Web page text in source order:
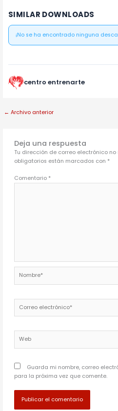
SIMILAR DOWNLOADS
¡No se ha encontrado ninguna
centro entrenarte
← Archivo anterior
Deja una respuesta
Tu dirección de correo electrónico
obligatorios están marcados con *
Comentario *
electrónico*
Guarda mi nombre, correo
para la próxima vez que comente.